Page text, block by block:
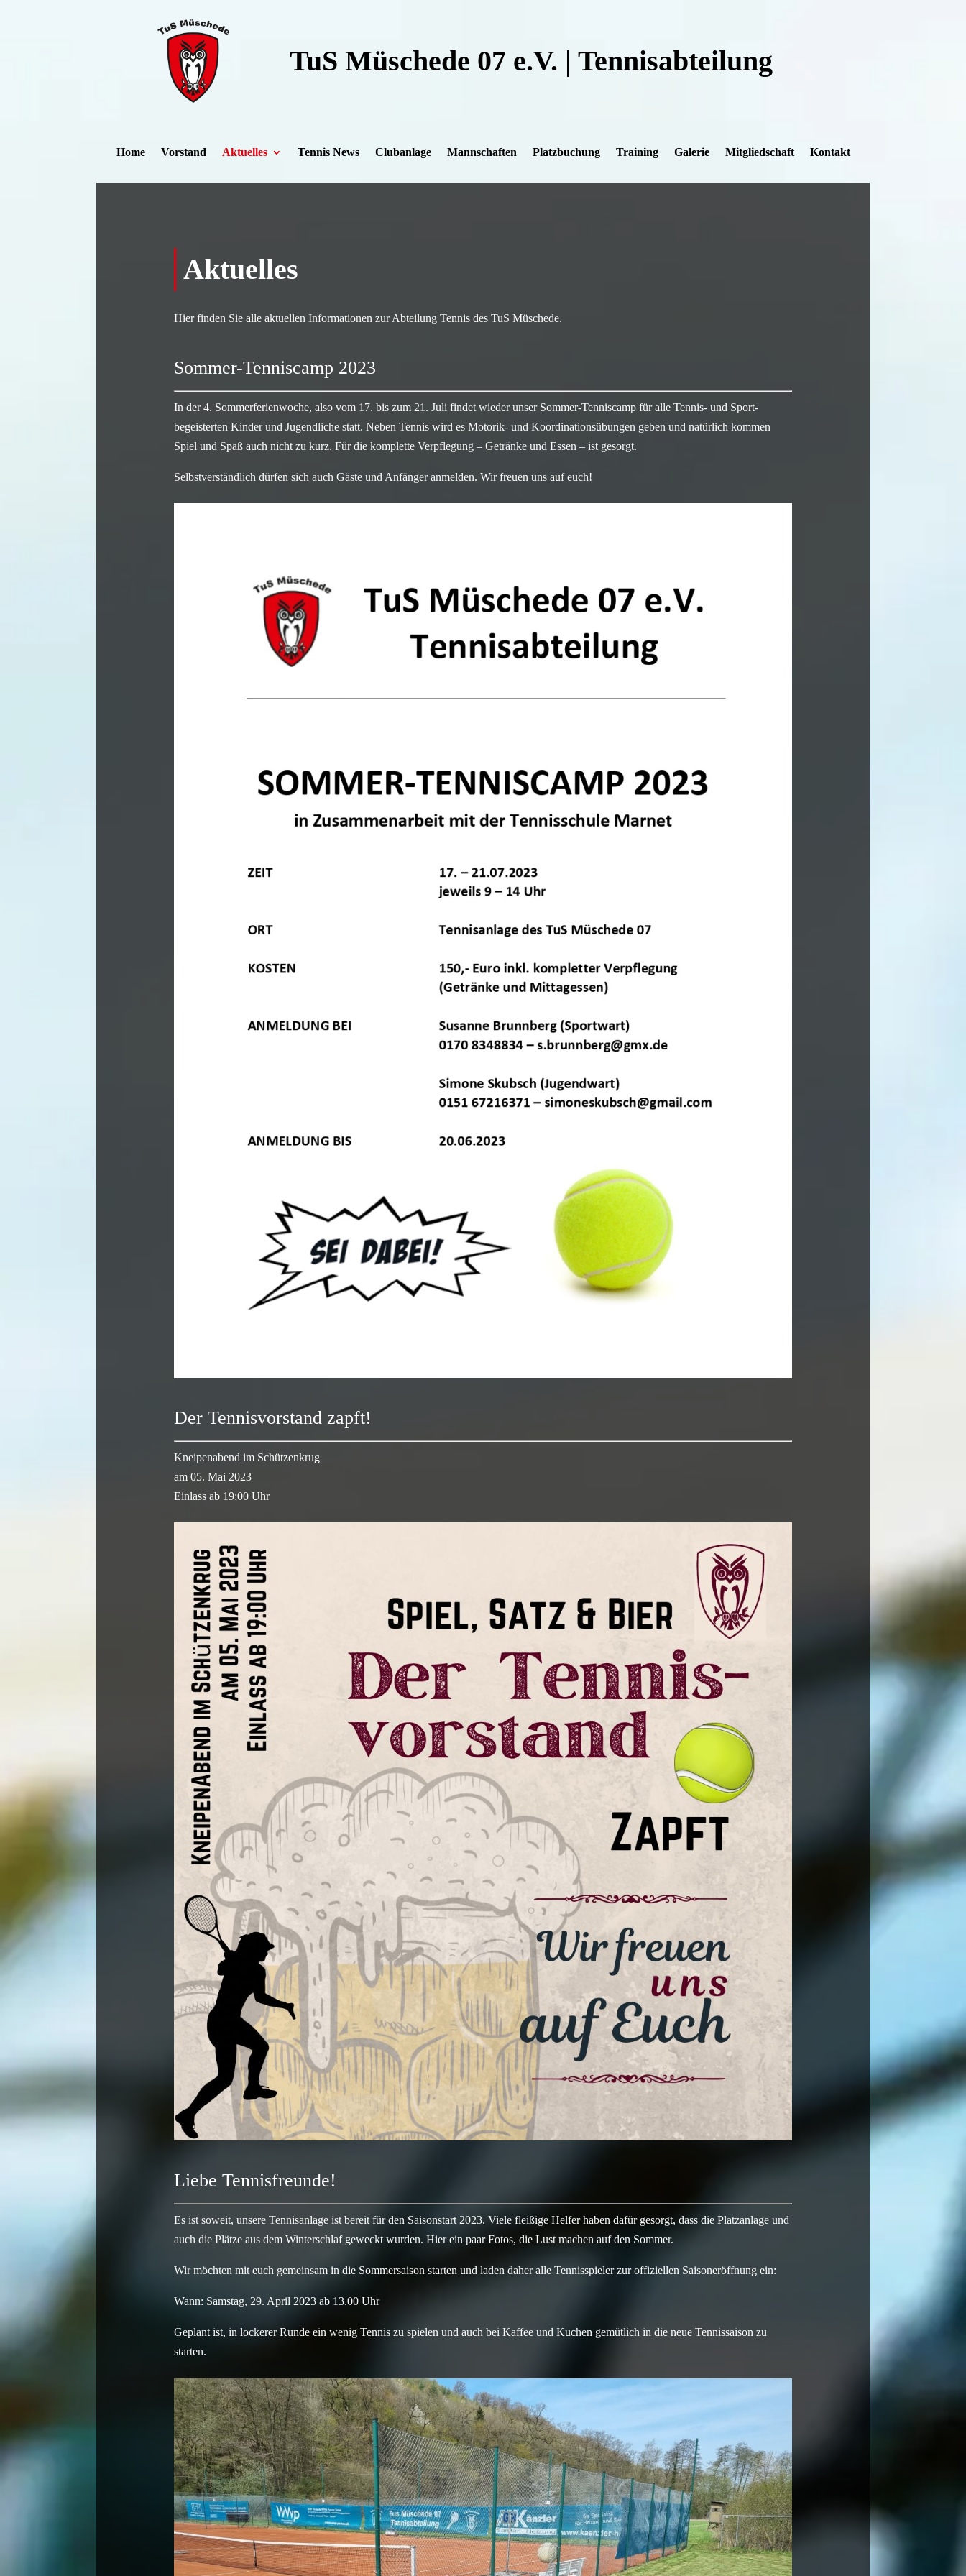
TuS Müschede 07 e.V. |Tennisabteilung
Home Vorstand Aktuelles Tennis News Clubanlage Mannschaften Platzbuchung Training Galerie Mitgliedschaft Kontakt
Aktuelles
Hier finden Sie alle aktuellen Informationen zur Abteilung Tennis des TuS Müschede.
Sommer-Tenniscamp 2023
In der 4. Sommerferienwoche, also vom 17. bis zum 21. Juli findet wieder unser Sommer-Tenniscamp für alle Tennis- und Sport-
begeisterten Kinder und Jugendliche statt. Neben Tennis wird es Motorik- und Koordinationsübungen geben und natürlich kommen
Spiel und Spaß auch nicht zu kurz. Für die komplette Verpflegung – Getränke und Essen – ist gesorgt.
Selbstverständlich dürfen sich auch Gäste und Anfänger anmelden. Wir freuen uns auf euch!
Der Tennisvorstand zapft!
Kneipenabend im Schützenkrug
am 05. Mai 2023
Einlass ab 19:00 Uhr
Liebe Tennisfreunde!
Es ist soweit, unsere Tennisanlage ist bereit für den Saisonstart 2023. Viele fleißige Helfer haben dafür gesorgt, dass die Platzanlage und
auch die Plätze aus dem Winterschlaf geweckt wurden. Hier ein paar Fotos, die Lust machen auf den Sommer.
Wir möchten mit euch gemeinsam in die Sommersaison starten und laden daher alle Tennisspieler zur offiziellen Saisoneröffnung ein:
Wann: Samstag, 29. April 2023 ab 13.00 Uhr
Geplant ist, in lockerer Runde ein wenig Tennis zu spielen und auch bei Kaffee und Kuchen gemütlich in die neue Tennissaison zu
starten.